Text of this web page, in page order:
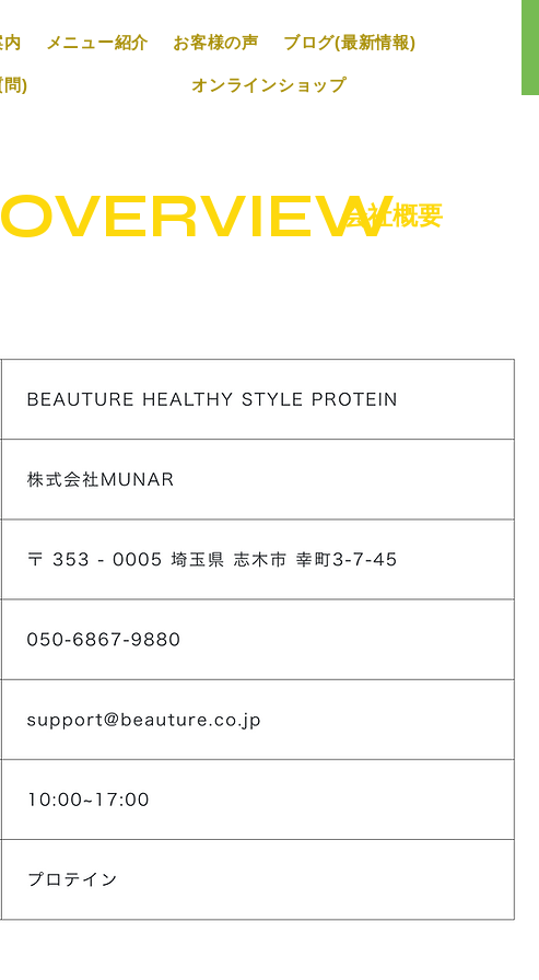
内 メニュー紹介 お客様の声 ブログ(最新情報)
問) オンラインショップ
会社概要